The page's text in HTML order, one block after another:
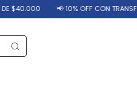
📢 10% OFF CON TRANSFERENCIA